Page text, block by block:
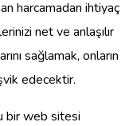
harcamadan ihtiyaç
net ve anlaşılır
sağlamak, onların
edecektir.
bir web sitesi